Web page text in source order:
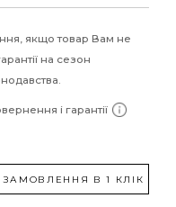
якщо товар Вам не
на сезон
і гарантії
ЗАМОВЛЕННЯ В 1 КЛІК